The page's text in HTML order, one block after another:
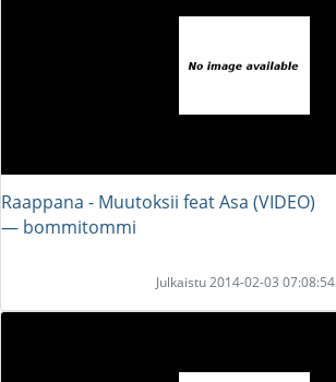
Raappana - Muutoksii feat Asa (VIDEO)
― bommitommi
Julkaistu 2014-02-03